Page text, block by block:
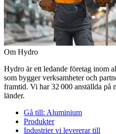
Om Hydro
Hydro är ett ledande företag inom
som bygger verksamheter och
framtid. Vi har 32 000 anställda på
länder.
Gå till: Aluminium
Produkter
Industrier vi levererar till